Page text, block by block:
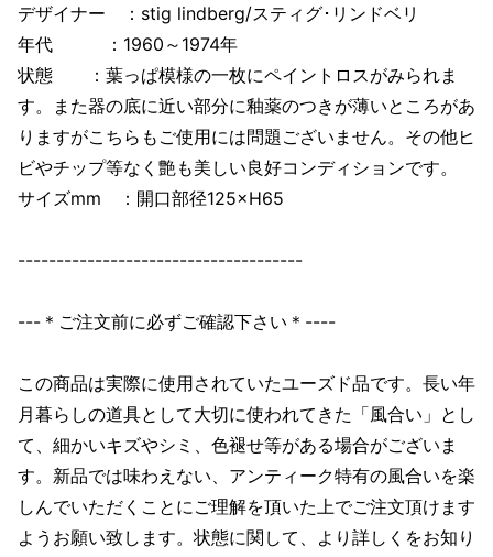
デザイナー ：stig lindberg/スティグ･リンドベリ
年代 ：1960～1974年
状態 ：葉っぱ模様の一枚にペイントロスがみられま
す。また器の底に近い部分に釉薬のつきが薄いところがあ
りますがこちらもご使用には問題ございません。その他ヒ
ビやチップ等なく艶も美しい良好コンディションです。
サイズmm ：開口部径125×H65
-------------------------------------
---＊ご注文前に必ずご確認下さい＊----
この商品は実際に使用されていたユーズド品です。長い年
月暮らしの道具として大切に使われてきた「風合い」とし
て、細かいキズやシミ、色褪せ等がある場合がございま
す。新品では味わえない、アンティーク特有の風合いを楽
しんでいただくことにご理解を頂いた上でご注文頂けます
ようお願い致します。状態に関して、より詳しくをお知り